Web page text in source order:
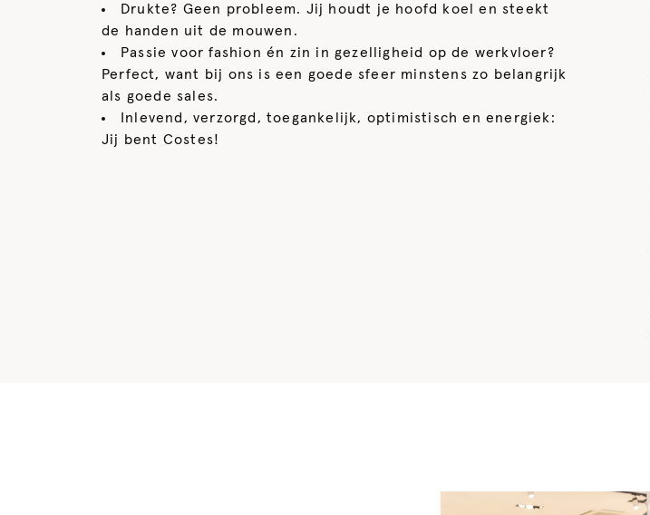
Drukte? Geen probleem. Jij houdt je hoofd koel en steekt
de handen uit de mouwen.
Passie voor fashion én zin in gezelligheid op de werkvloer?
Perfect, want bij ons is een goede sfeer minstens zo belangrijk
als goede sales.
Inlevend, verzorgd, toegankelijk, optimistisch en energiek:
Jij bent Costes!